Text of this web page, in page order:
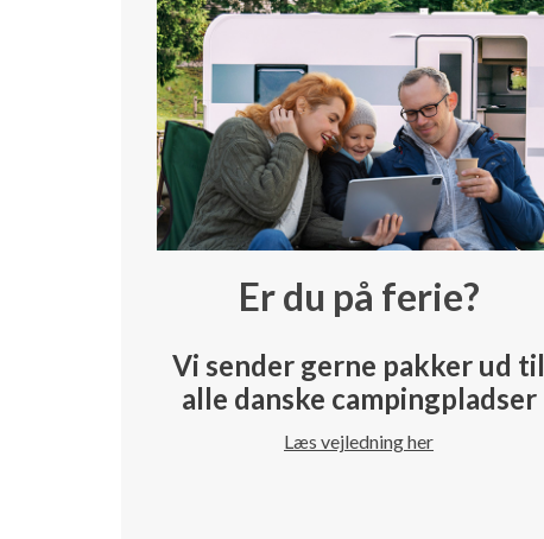
Er du på ferie?
Vi sender gerne pakker ud til
alle danske campingpladser
Læs vejledning her